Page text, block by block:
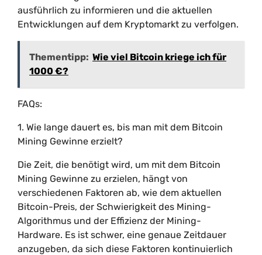
ausführlich zu informieren und die aktuellen
Entwicklungen auf dem Kryptomarkt zu verfolgen.
Thementipp: Wie viel Bitcoin kriege ich für
1000 €?
FAQs:
1. Wie lange dauert es, bis man mit dem Bitcoin
Mining Gewinne erzielt?
Die Zeit, die benötigt wird, um mit dem Bitcoin
Mining Gewinne zu erzielen, hängt von
verschiedenen Faktoren ab, wie dem aktuellen
Bitcoin-Preis, der Schwierigkeit des Mining-
Algorithmus und der Effizienz der Mining-
Hardware. Es ist schwer, eine genaue Zeitdauer
anzugeben, da sich diese Faktoren kontinuierlich